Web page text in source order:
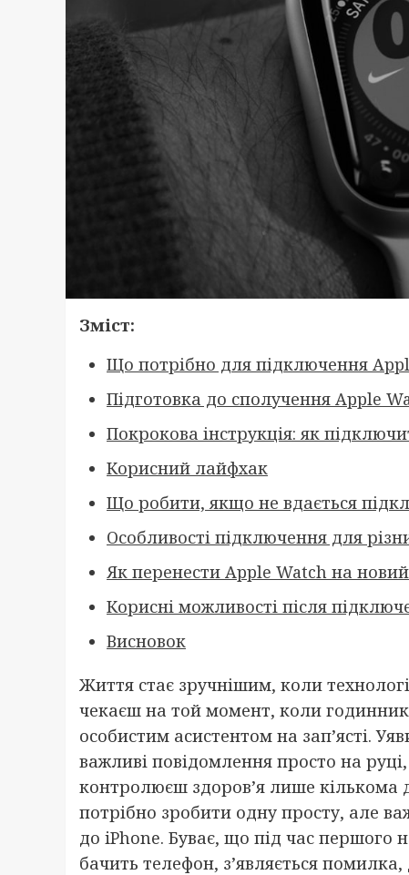
Зміст:
Що потрібно для підключення
Підготовка до сполучення Apple
Покрокова інструкція: як
Корисний лайфхак
Що робити, якщо не вдається
Особливості підключення для
Як перенести Apple Watch на
Корисні можливості після
Висновок
Життя стає зручнішим, коли
чекаєш на той момент, коли годинник
особистим асистентом на зап’ясті.
важливі повідомлення просто на
контролюєш здоров’я лише кількома
потрібно зробити одну просту, але
до iPhone. Буває, що під час першого
бачить телефон, з’являється